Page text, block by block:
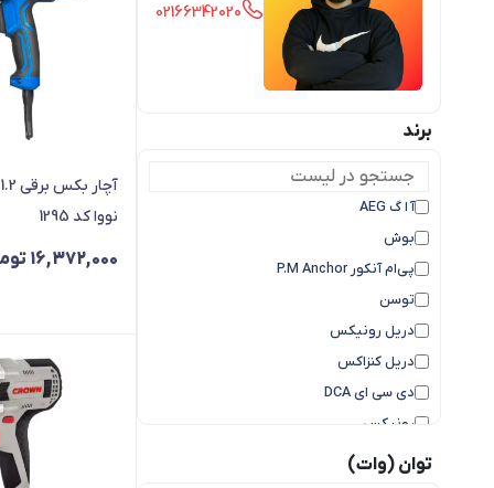
02166342020
برند
آ ا گ AEG
بوش
پی‌ام آنکور P.M Anchor
توسن
دریل رونیکس
دریل کنزاکس
دی سی ای DCA
رونیکس
سایر
توان (وات)
نووا کد 1295
16,372,000